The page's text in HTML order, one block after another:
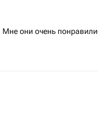
они очень